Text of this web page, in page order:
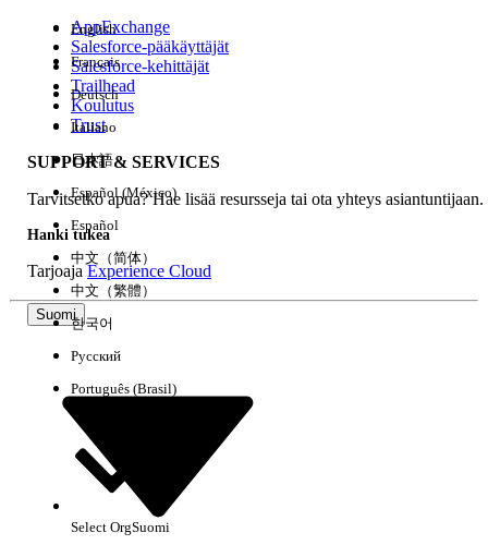
Kokemus
Tyhjennä kaikki Valmis
AppExchange
Salesforce-pääkäyttäjät
Salesforce-kehittäjät
Trailhead
Koulutus
Trust
SUPPORT & SERVICES
Tarvitsetko apua? Hae lisää resursseja tai ota yhteys asiantuntijaan.
Hanki tukea
TarjoajaExperience Cloud
Suomi
English
Français
Deutsch
Italiano
日本語
Español (México)
Español
中文（简体）
中文（繁體）
한국어
Русский
Português (Brasil)
Select OrgSuomi